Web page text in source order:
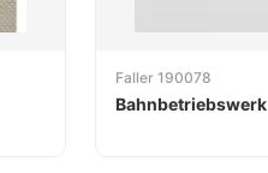
Faller 190078
Bahnbetriebswerk